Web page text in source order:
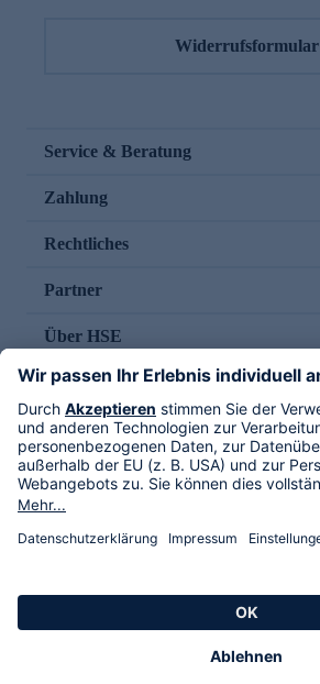
Widerrufsformular
Service & Beratung
Zahlung
Rechtliches
Partner
Über HSE
Im TV
HSE International